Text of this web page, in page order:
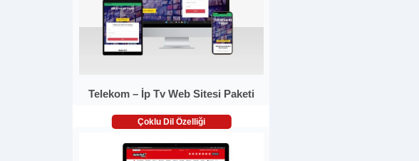
Telekom – İp Tv Web Sitesi Paketi
Çoklu Dil Özelliği